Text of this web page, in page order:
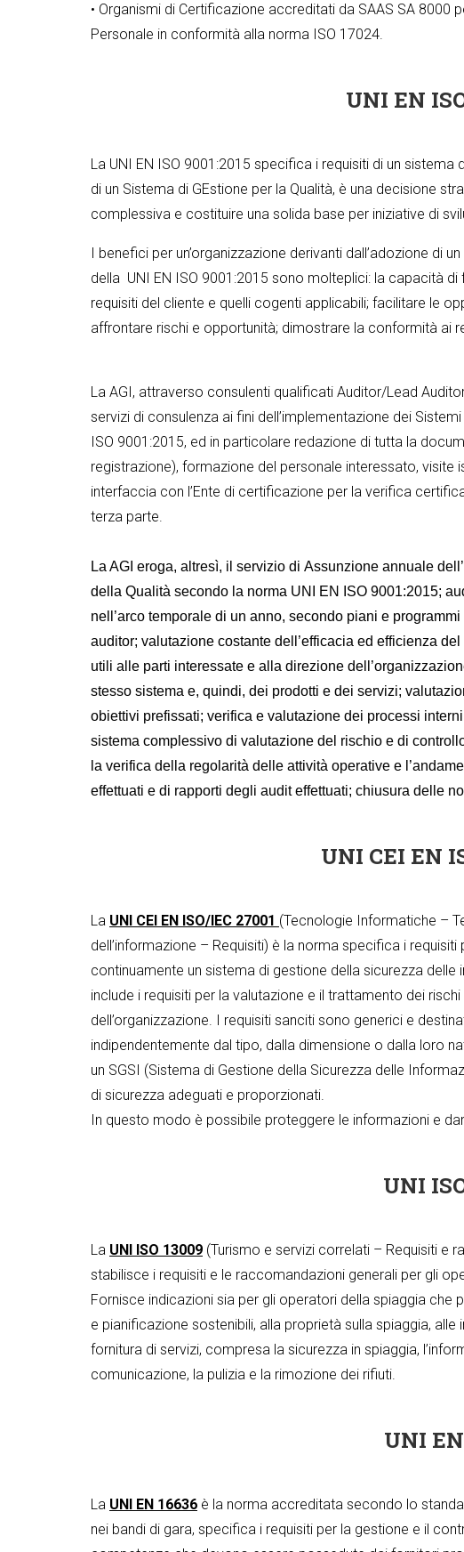
• Organismi di Certificazione accreditati da SAAS SA
Personale in conformità alla norma ISO 17024.
UNI EN
La UNI EN ISO 9001:2015 specifica i requisiti di un sistema
di un Sistema di GEstione per la Qualità, è una decisione
complessiva e costituire una solida base per iniziative di
I benefici per un’organizzazione derivanti dall’adozione di
della UNI EN ISO 9001:2015 sono molteplici: la capacità
requisiti del cliente e quelli cogenti applicabili; facilitare le
affrontare rischi e opportunità; dimostrare la conformità ai
La AGI, attraverso consulenti qualificati Auditor/Lead
servizi di consulenza ai fini dell’implementazione dei
ISO 9001:2015, ed in particolare redazione di tutta la
registrazione), formazione del personale interessato, visite
interfaccia con l’Ente di certificazione per la verifica
terza parte.
La AGI eroga, altresì, il servizio di Assunzione annuale
della Qualità secondo la norma UNI EN ISO 9001:2015;
nell’arco temporale di un anno, secondo piani e
auditor; valutazione costante dell’efficacia ed efficienza
utili alle parti interessate e alla direzione
stesso sistema e, quindi, dei prodotti e dei servizi;
obiettivi prefissati; verifica e valutazione dei processi
sistema complessivo di valutazione del rischio e di
la verifica della regolarità delle attività operative e
effettuati e di rapporti degli audit effettuati; chiusura delle
UNI CEI EN
La UNI CEI EN ISO/IEC 27001 (Tecnologie Informatiche –
dell’informazione – Requisiti) è la norma specifica i
continuamente un sistema di gestione della sicurezza
include i requisiti per la valutazione e il trattamento dei
dell’organizzazione. I requisiti sanciti sono generici e
indipendentemente dal tipo, dalla dimensione o dalla loro
un SGSI (Sistema di Gestione della Sicurezza delle
di sicurezza adeguati e proporzionati.
In questo modo è possibile proteggere le informazioni e
UNI
La UNI ISO 13009 (Turismo e servizi correlati – Requisiti e
stabilisce i requisiti e le raccomandazioni generali per gli
Fornisce indicazioni sia per gli operatori della spiaggia che
e pianificazione sostenibili, alla proprietà sulla spiaggia,
fornitura di servizi, compresa la sicurezza in spiaggia,
comunicazione, la pulizia e la rimozione dei rifiuti.
UNI
La UNI EN 16636 è la norma accreditata secondo lo
nei bandi di gara, specifica i requisiti per la gestione e il